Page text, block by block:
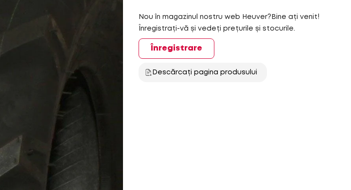
Nou în magazinul nostru web Heuver?Bine ați venit!
Înregistrați-vă și vedeți prețurile și stocurile.
Înregistrare
Descărcați pagina produsului